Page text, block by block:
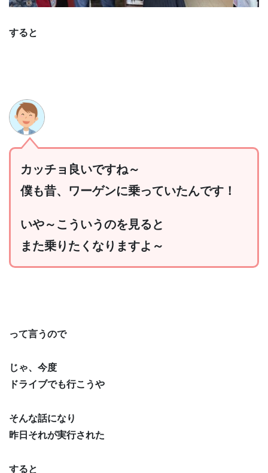
すると
カッチョ良いですね～
僕も昔、ワーゲンに乗っていたんです！
いや～こういうのを見ると
また乗りたくなりますよ～
って言うので
じゃ、今度
ドライブでも行こうや
そんな話になり
昨日それが実行された
すると